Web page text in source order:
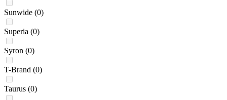
Sunwide (0)
Superia (0)
Syron (0)
T-Brand (0)
Taurus (0)